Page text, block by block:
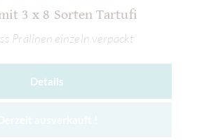
3 x 8 Sorten Tartufi
Pralinen einzeln verpackt
Details